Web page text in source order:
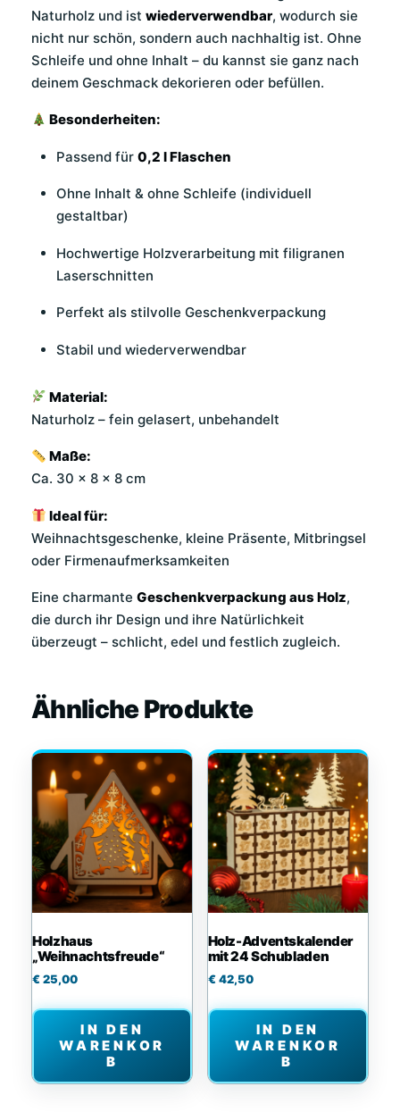
Naturholz und ist wiederverwendbar, wodurch sie
nicht nur schön, sondern auch nachhaltig ist. Ohne
Schleife und ohne Inhalt – du kannst sie ganz nach
deinem Geschmack dekorieren oder befüllen.
Besonderheiten:
Passend für 0,2 l Flaschen
Ohne Inhalt & ohne Schleife (individuell
gestaltbar)
Hochwertige Holzverarbeitung mit filigranen
Laserschnitten
Perfekt als stilvolle Geschenkverpackung
Stabil und wiederverwendbar
Material:
Naturholz – fein gelasert, unbehandelt
Maße:
Ca. 30 × 8 × 8 cm
Ideal für:
Weihnachtsgeschenke, kleine Präsente, Mitbringsel
oder Firmenaufmerksamkeiten
Eine charmante Geschenkverpackung aus Holz,
die durch ihr Design und ihre Natürlichkeit
überzeugt – schlicht, edel und festlich zugleich.
Ähnliche Produkte
Holzhaus
„Weihnachtsfreude“
€ 25,00
IN DEN
WARENKOR
B
Holz-Adventskalender
mit 24 Schubladen
€42,50
IN DEN
WARENKOR
B